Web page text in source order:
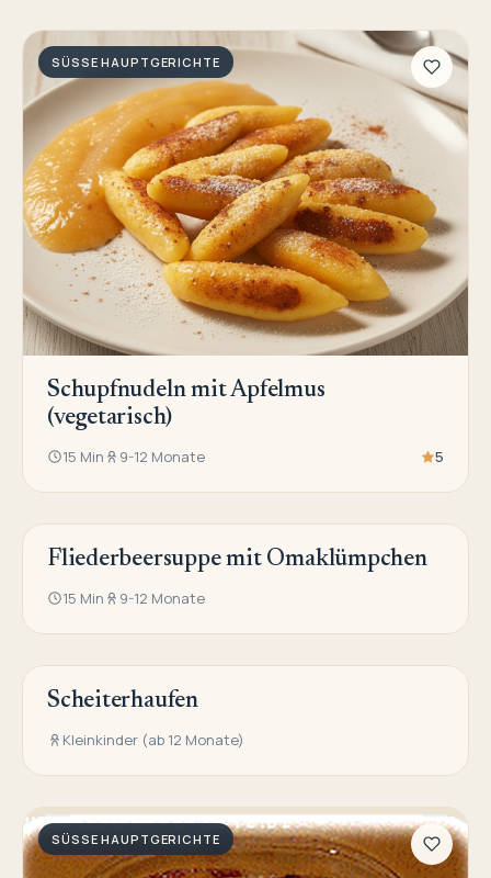
SÜSSE HAUPTGERICHTE
Schupfnudeln mit Apfelmus
(vegetarisch)
15 Min 9-12 Monate 5
SÜSSE HAUPTGERICHTE
Fliederbeersuppe mit Omaklümpchen
15 Min 9-12 Monate
SÜSSE HAUPTGERICHTE
Scheiterhaufen
Kleinkinder (ab 12 Monate)
SÜSSE HAUPTGERICHTE